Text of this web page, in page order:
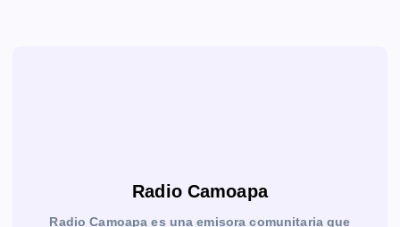
Radio Camoapa
Radio Camoapa es una emisora comunitaria que